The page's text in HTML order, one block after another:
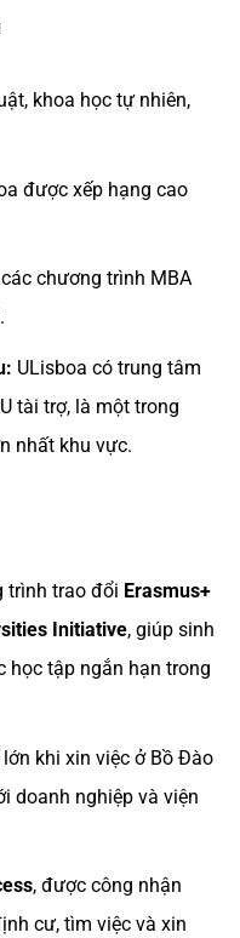
khoa học tự nhiên,
được xếp hạng cao
chương trình MBA
ULisboa có trung tâm
tài trợ, là một trong
nhất khu vực.
trình trao đổi Erasmus+
Initiative, giúp sinh
học tập ngắn hạn trong
khi xin việc ở Bồ Đào
doanh nghiệp và viện
, được công nhận
cư, tìm việc và xin